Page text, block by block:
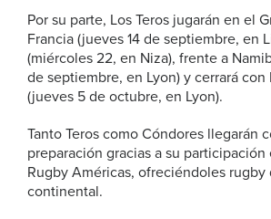
Por su parte, Los Teros jugarán en el
Francia (jueves 14 de septiembre, en
(miércoles 22, en Niza), frente a
de septiembre, en Lyon) y cerrará con
(jueves 5 de octubre, en Lyon).
Tanto Teros como Cóndores llegarán
preparación gracias a su participación
Rugby Américas, ofreciéndoles rugby
continental.